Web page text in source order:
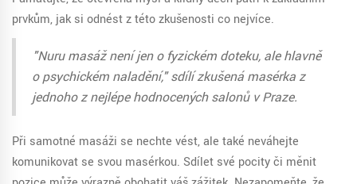
prvkům, jak si odnést z této zkušenosti co nejvíce.
"Nuru masáž není jen o fyzickém doteku, ale hlavně
o psychickém naladění," sdílí zkušená masérka z
jednoho z nejlépe hodnocených salonů v Praze.
Při samotné masáži se nechte vést, ale také neváhejte
komunikovat se svou masérkou. Sdílet své pocity či měnit